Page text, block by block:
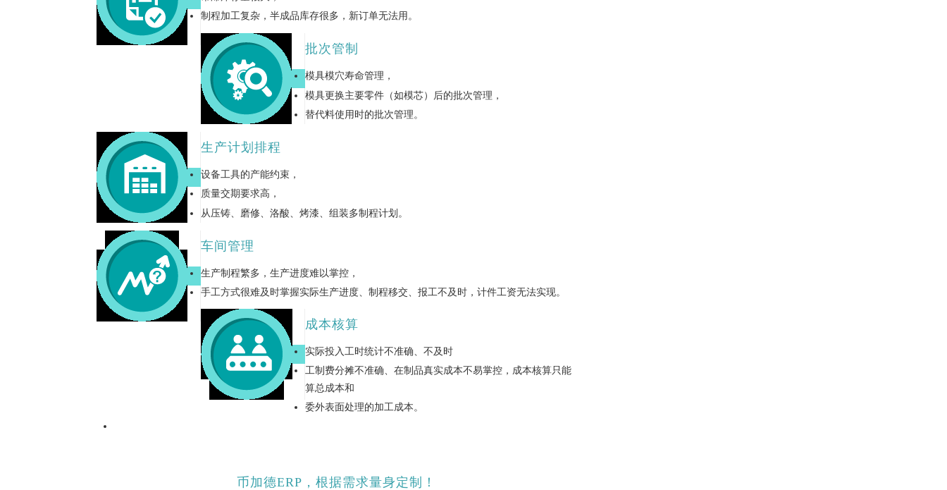
制程加工复杂，半成品库存很多，新订单无法用。
批次管制
模具模穴寿命管理，
模具更换主要零件（如模芯）后的批次管理，
替代料使用时的批次管理。
生产计划排程
设备工具的产能约束，
质量交期要求高，
从压铸、磨修、洛酸、烤漆、组装多制程计划。
车间管理
生产制程繁多，生产进度难以掌控，
手工方式很难及时掌握实际生产进度、制程移交、报工不及时，计件工资无法实现。
成本核算
实际投入工时统计不准确、不及时
工制费分摊不准确、在制品真实成本不易掌控，成本核算只能
算总成本和
委外表面处理的加工成本。
币加德ERP，根据需求量身定制！